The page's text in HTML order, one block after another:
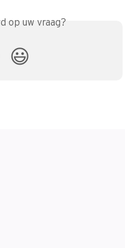
op uw vraag?
😃